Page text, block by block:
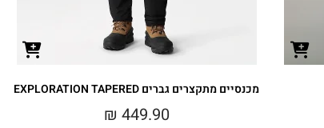
מכנסיים מתקצרים גברים EXPLORATION TAPERED
₪ 449.90